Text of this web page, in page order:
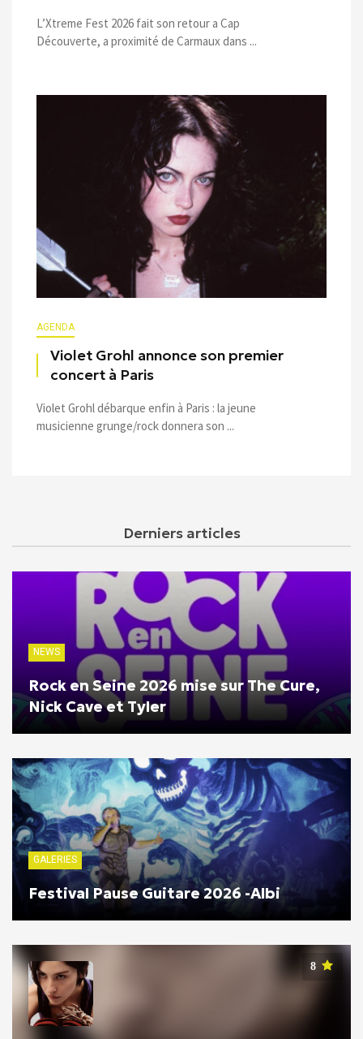
L’Xtreme Fest 2026 fait son retour a Cap
Découverte, a proximité de Carmaux dans ...
AGENDA
Violet Grohl annonce son premier
concert à Paris
Violet Grohl débarque enfin à Paris : la jeune
musicienne grunge/rock donnera son ...
Derniers articles
NEWS
Rock en Seine 2026 mise sur The Cure,
Nick Cave et Tyler
GALERIES
Festival Pause Guitare 2026 -Albi
8